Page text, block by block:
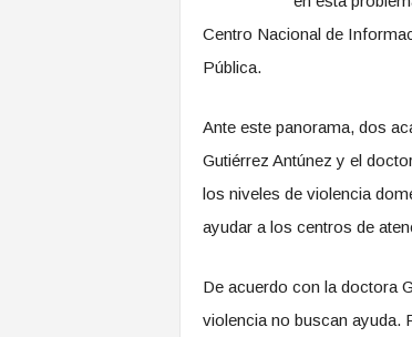
Centro Nacional de
Pública.
Ante este panorama, dos
Gutiérrez Antúnez y el
los niveles de violencia
ayudar a los centros de
De acuerdo con la doctora
violencia no buscan ayuda.